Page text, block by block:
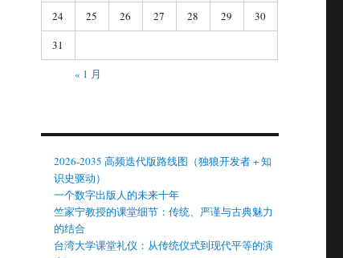
24
25 26 27 28 29
30
31
« 1 月
2026-2035 高频迭代版路线图（独狼开发者 + 知
识史驱动）
一个数字出版人的未来十年
竺家宁教授的课堂细节：传统、严谨与古典魅力
的结合
台湾大学课堂礼仪：从传统仪式到现代平等的演